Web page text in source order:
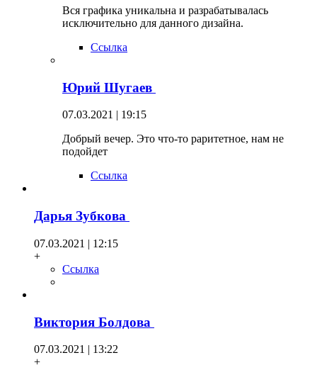
Вся графика уникальна и разрабатывалась
исключительно для данного дизайна.
Ссылка
Юрий Шугаев
07.03.2021 | 19:15
Добрый вечер. Это что-то раритетное, нам не
подойдет
Ссылка
Дарья Зубкова
07.03.2021 | 12:15
+
Ссылка
Виктория Болдова
07.03.2021 | 13:22
+